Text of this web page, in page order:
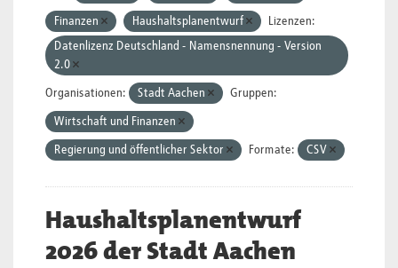
Finanzen Haushaltsplanentwurf
Lizenzen:
Datenlizenz Deutschland - Namensnennung - Version
2.0
Organisationen: Stadt Aachen Gruppen:
Wirtschaft und Finanzen
Regierung und öffentlicher Sektor Formate: CSV
Haushaltsplanentwurf
2026 der Stadt Aachen